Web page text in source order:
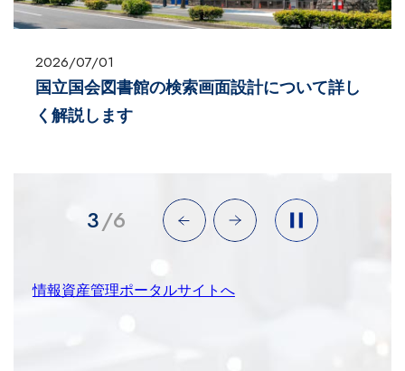
2026/06/15
企業や組織の文書管理に関する基本法令を解
説します
4/6
情報資産管理ポータルサイトへ